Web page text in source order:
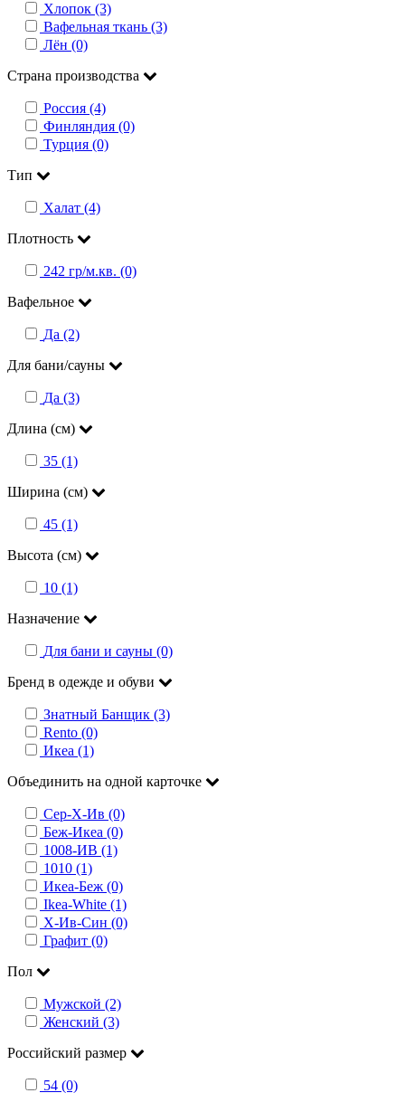
Хлопок (3)
Вафельная ткань (3)
Лён (0)
Страна производства
Россия (4)
Финляндия (0)
Турция (0)
Тип
Халат (4)
Плотность
242 гр/м.кв. (0)
Вафельное
Да (2)
Для бани/сауны
Да (3)
Длина (см)
35 (1)
Ширина (см)
45 (1)
Высота (см)
10 (1)
Назначение
Для бани и сауны (0)
Бренд в одежде и обуви
Знатный Банщик (3)
Rento (0)
Икеа (1)
Объединить на одной карточке
Сер-Х-Ив (0)
Беж-Икеа (0)
1008-ИВ (1)
1010 (1)
Икеа-Беж (0)
Ikea-White (1)
Х-Ив-Син (0)
Графит (0)
Пол
Мужской (2)
Женский (3)
Российский размер
54 (0)